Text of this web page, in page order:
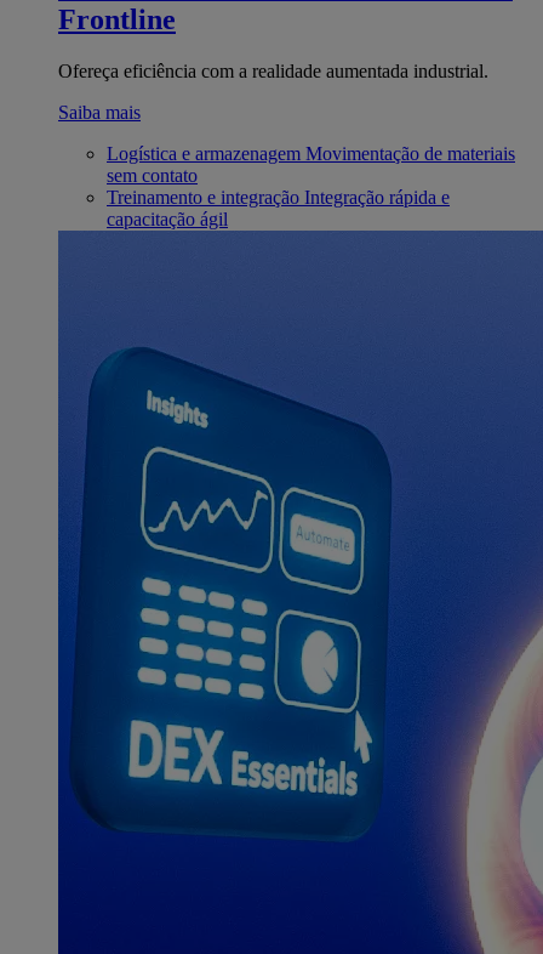
Frontline
Ofereça eficiência com a realidade aumentada industrial.
Saiba mais
Logística e armazenagem Movimentação de materiais
sem contato
Treinamento e integração Integração rápida e
capacitação ágil